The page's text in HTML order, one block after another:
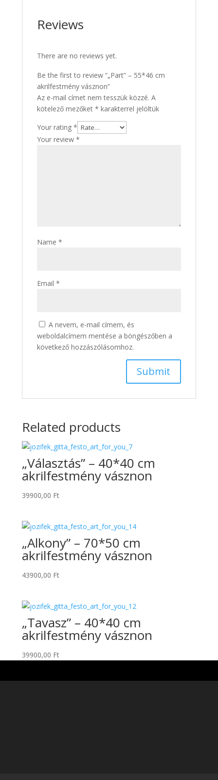
Reviews
There are no reviews yet.
Be the first to review “„Part” – 55*46 cm
akrilfestmény vásznon”
Az e-mail címet nem tesszük közzé. A
kötelező mezőket * karakterrel jelöltük
Your rating *
Your review *
Name *
Email *
A nevem, e-mail címem, és
weboldalcímem mentése a böngészőben a
következő hozzászólásomhoz.
Related products
„Választás” – 40*40 cm
akrilfestmény vásznon
39900,00 Ft
„Alkony” – 70*50 cm
akrilfestmény vásznon
43900,00 Ft
„Tavasz” – 40*40 cm
akrilfestmény vásznon
39900,00 Ft